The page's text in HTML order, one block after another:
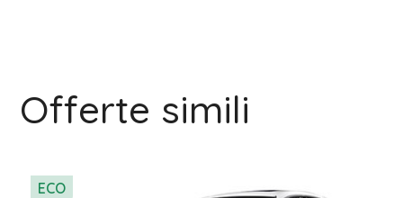
Offerte simili
ECO